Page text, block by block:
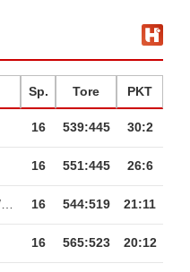
Sp. Tore PKT
16 539:445 30:2
16 551:445 26:6
16 544:519 21:11
16 565:523 20:12